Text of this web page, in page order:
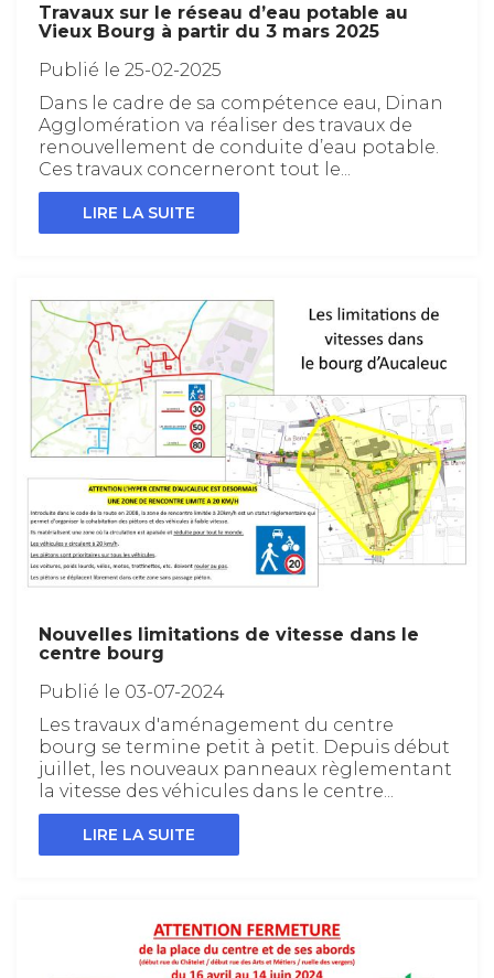
Travaux sur le réseau d’eau potable au
Vieux Bourg à partir du 3 mars 2025
Publié le 25-02-2025
Dans le cadre de sa compétence eau, Dinan
Agglomération va réaliser des travaux de
renouvellement de conduite d’eau potable.
Ces travaux concerneront tout le...
LIRE LA SUITE
Nouvelles limitations de vitesse dans le
centre bourg
Publié le 03-07-2024
Les travaux d'aménagement du centre
bourg se termine petit à petit. Depuis début
juillet, les nouveaux panneaux règlementant
la vitesse des véhicules dans le centre...
LIRE LA SUITE